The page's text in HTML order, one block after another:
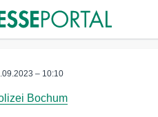
– 10:10
Bochum